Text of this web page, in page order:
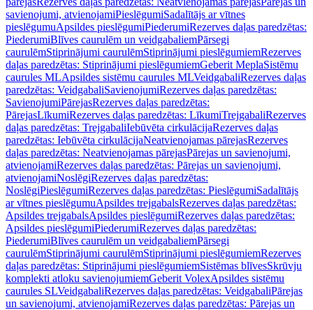
savienojumi, atvienojamiPieslēgumiSadalītājs ar vītnes
pieslēgumuApsildes pieslēgumiPiederumiRezerves daļas paredzētas:
PiederumiBlīves caurulēm un veidgabaliemPārsegi
caurulēmStiprinājumi caurulēmStiprinājumi pieslēgumiemRezerves
daļas paredzētas: Stiprinājumi pieslēgumiemGeberit MeplaSistēmu
caurules MLApsildes sistēmu caurules MLVeidgabaliRezerves daļas
paredzētas: VeidgabaliSavienojumiRezerves daļas paredzētas:
SavienojumiPārejasRezerves daļas paredzētas:
PārejasLīkumiRezerves daļas paredzētas: LīkumiTrejgabaliRezerves
daļas paredzētas: TrejgabaliIebūvēta cirkulācijaRezerves daļas
paredzētas: Iebūvēta cirkulācijaNeatvienojamas pārejasRezerves
daļas paredzētas: Neatvienojamas pārejasPārejas un savienojumi,
atvienojamiRezerves daļas paredzētas: Pārejas un savienojumi,
atvienojamiNoslēgiRezerves daļas paredzētas:
NoslēgiPieslēgumiRezerves daļas paredzētas: PieslēgumiSadalītājs
ar vītnes pieslēgumuApsildes trejgabalsRezerves daļas paredzētas:
Apsildes trejgabalsApsildes pieslēgumiRezerves daļas paredzētas:
Apsildes pieslēgumiPiederumiRezerves daļas paredzētas:
PiederumiBlīves caurulēm un veidgabaliemPārsegi
caurulēmStiprinājumi caurulēmStiprinājumi pieslēgumiemRezerves
daļas paredzētas: Stiprinājumi pieslēgumiemSistēmas blīvesSkrūvju
komplekti atloku savienojumiemGeberit VolexApsildes sistēmu
caurules SLVeidgabaliRezerves daļas paredzētas: VeidgabaliPārejas
un savienojumi, atvienojamiRezerves daļas paredzētas: Pārejas un